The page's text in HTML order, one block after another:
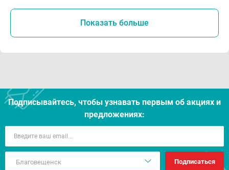
Показать больше
Подписывайтесь, чтобы узнавать первым об акцияx и
предложениях:
Подписаться